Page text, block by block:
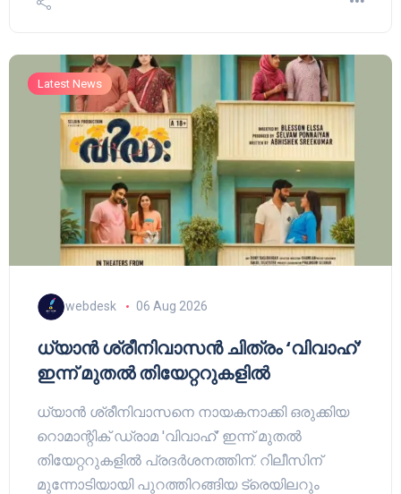
Latest News
webdesk 06 Aug 2026
ധ്യാൻ ശ്രീനിവാസൻ ചിത്രം ‘വിവാഹ്’
ഇന്ന് മുതൽ തിയേറ്ററുകളിൽ
ധ്യാൻ ശ്രീനിവാസനെ നായകനാക്കി ഒരുക്കിയ
റൊമാന്റിക് ഡ്രാമ 'വിവാഹ്' ഇന്ന് മുതൽ
തിയേറ്ററുകളിൽ പ്രദർശനത്തിന്. റിലീസിന്
മുന്നോടിയായി പുറത്തിറങ്ങിയ ട്രെയിലറും